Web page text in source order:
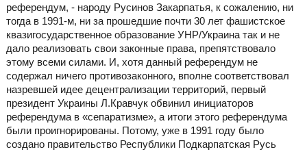
референдум, - народу Русинов Закарпатья, к сожалению, ни
тогда в 1991-м, ни за прошедшие почти 30 лет фашистское
квазигосударственное образование УНР/Украина так и не
дало реализовать свои законные права, препятствовало
этому всеми силами. И, хотя данный референдум не
содержал ничего противозаконного, вполне соответствовал
назревшей идее децентрализации территорий, первый
президент Украины Л.Кравчук обвинил инициаторов
референдума в «сепаратизме», а итоги этого референдума
были проигнорированы. Потому, уже в 1991 году было
создано правительство Республики Подкарпатская Русь